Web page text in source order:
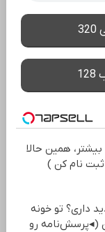
همین حالا
نام کن )
داری؟ تو خونه
(◂پرسش‌نامه رو